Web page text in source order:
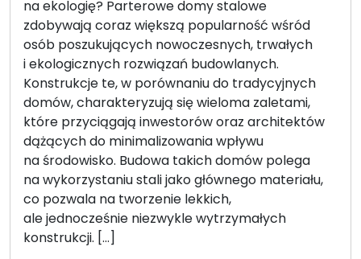
na ekologię? Parterowe domy stalowe
zdobywają coraz większą popularność wśród
osób poszukujących nowoczesnych, trwałych
i ekologicznych rozwiązań budowlanych.
Konstrukcje te, w porównaniu do tradycyjnych
domów, charakteryzują się wieloma zaletami,
które przyciągają inwestorów oraz architektów
dążących do minimalizowania wpływu
na środowisko. Budowa takich domów polega
na wykorzystaniu stali jako głównego materiału,
co pozwala na tworzenie lekkich,
ale jednocześnie niezwykle wytrzymałych
konstrukcji. […]